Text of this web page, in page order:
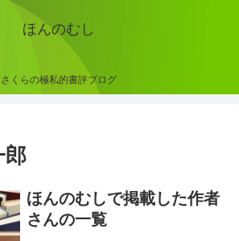
ほんのむし
さくらの極私的書評ブログ
郎
ほんのむしで掲載した作者
さんの一覧